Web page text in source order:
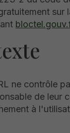
ne contrôle
de leur
à